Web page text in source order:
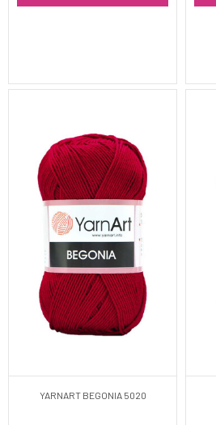
YARNART BEGONIA 5020